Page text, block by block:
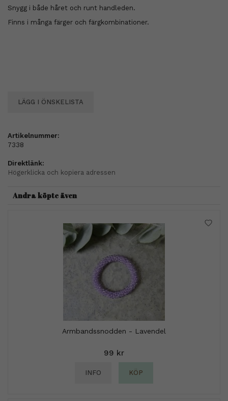
Snygg i både håret och runt handleden.
Finns i många färger och färgkombinationer.
LÄGG I ÖNSKELISTA
Artikelnummer:
7338
Direktlänk:
Högerklicka och kopiera adressen
Andra köpte även
Armbandssnodden - Lavendel
99 kr
INFO KÖP